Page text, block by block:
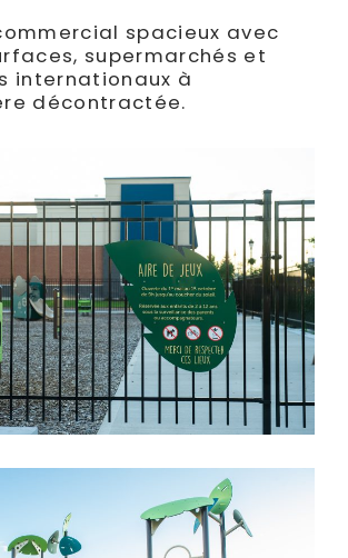
spacieux avec
supermarchés et
internationaux à
décontractée.